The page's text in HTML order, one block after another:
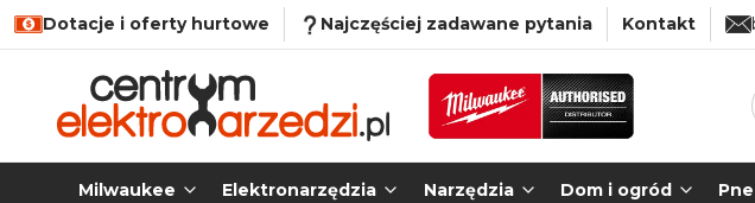
Dotacje i oferty hurtowe Najczęściej zadawane pytania Kontakt
Milwaukee Elektronarzędzia Narzędzia Dom i ogród